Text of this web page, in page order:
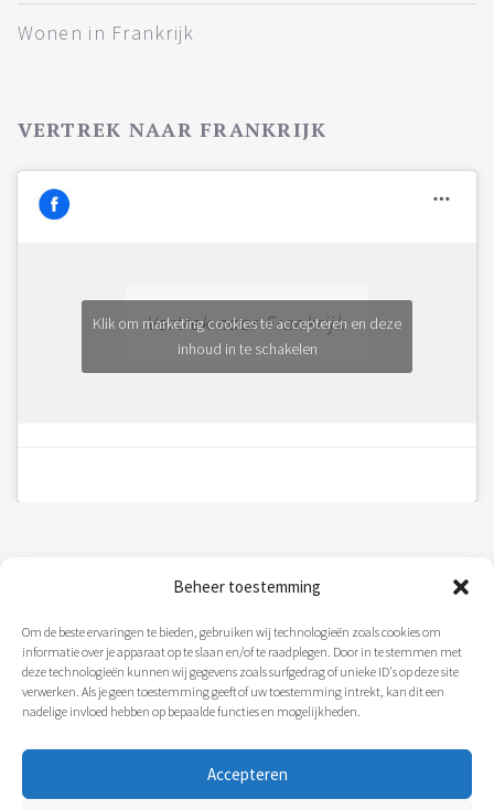
Beheer toestemming
Om de beste ervaringen te bieden, gebruiken wij technologieën zoals cookies om
informatie over je apparaat op te slaan en/of te raadplegen. Door in te stemmen met
deze technologieën kunnen wij gegevens zoals surfgedrag of unieke ID's op deze site
verwerken. Als je geen toestemming geeft of uw toestemming intrekt, kan dit een
nadelige invloed hebben op bepaalde functies en mogelijkheden.
Accepteren
Wonen in Frankrijk
VERTREK NAAR FRANKRIJK
Vertrek naar Frankrijk
Klik om marketing cookies te accepteren en deze
inhoud in te schakelen
Onze website staat ook op de volgende
pagina’s
Sitemap
Cookiebeleid (EU)